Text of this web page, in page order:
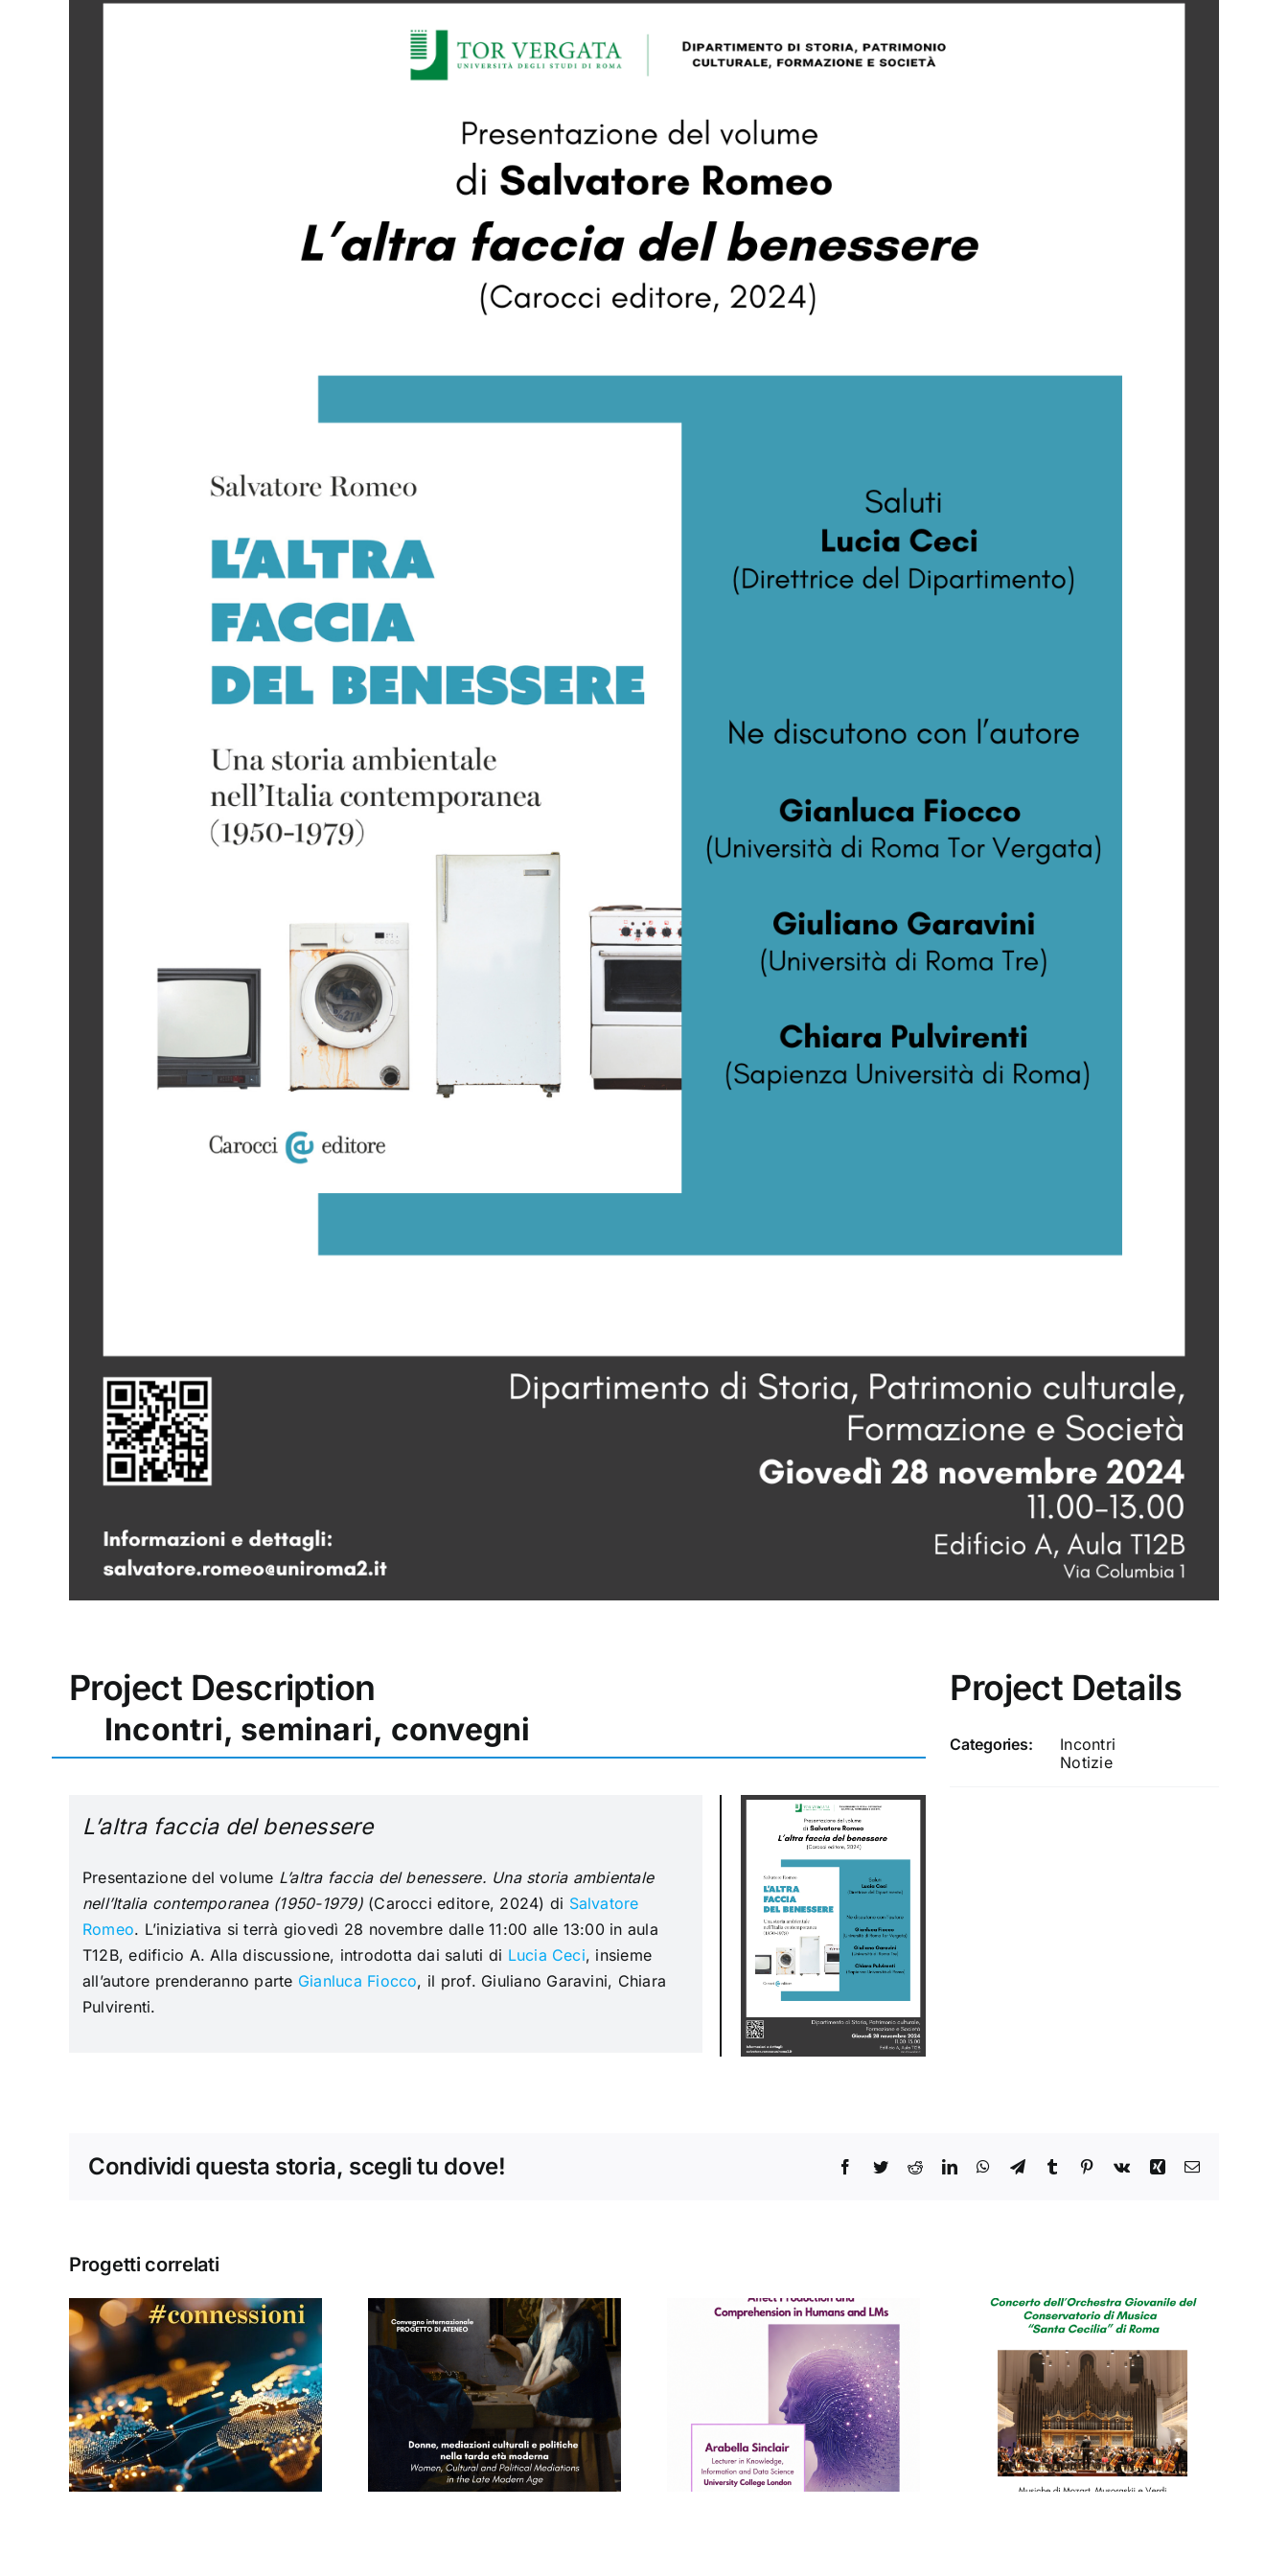
Project Description
Incontri, seminari, convegni
L’altra faccia del benessere
Presentazione del volume L’altra faccia del benessere. Una storia ambientale
nell’Italia contemporanea (1950-1979)(Carocci editore, 2024) di Salvatore
Romeo. L’iniziativa si terrà giovedì 28 novembre dalle 11:00 alle 13:00 in aula
T12B, edificio A.Alla discussione, introdotta dai saluti di Lucia Ceci, insieme
all’autore prenderanno parte Gianluca Fiocco, il prof. Giuliano Garavini, Chiara
Pulvirenti.
Project Details
Categories:
Incontri
Notizie
Condividi questa storia, scegli tu dove! Facebook
TwitterRedditLinkedInWhatsApp
TelegramTumblr Pinterest
Vk Xing Email
Progetti correlati
Donne, mediazioni
culturali e politiche
nella tarda età
moderna
Seminario di
Arabella Sinclair
Concerto del
Conservatorio di
“Santa Cecilia”